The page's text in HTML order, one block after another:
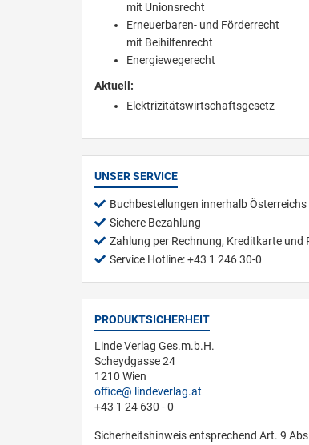
mit Unionsrecht
Erneuerbaren- und Förderrecht
mit Beihilfenrecht
Energiewegerecht
Aktuell:
Elektrizitätswirtschaftsgesetz
UNSER SERVICE
Buchbestellungen innerhalb Österreichs
Sichere Bezahlung
Zahlung per Rechnung, Kreditkarte und
Service Hotline: +43 1 246 30-0
PRODUKTSICHERHEIT
Linde Verlag Ges.m.b.H.
Scheydgasse 24
1210 Wien
office
lindeverlag.at
+43 1 24 630 - 0
Sicherheitshinweis entsprechend Art. 9